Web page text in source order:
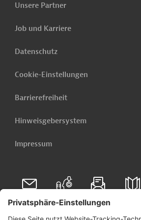
Entwicklungsbank
Bangladesch
Förderung benachteiligter Gruppen
Unsere Partner
Job und Karriere
Datenschutz
Cookie-Einstellungen
Barrierefreiheit
Hinweisgebersystem
Impressum